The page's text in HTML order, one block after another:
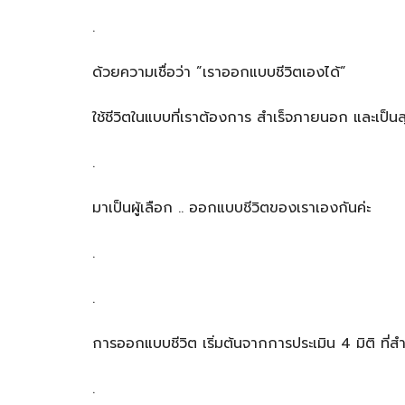
.
ด้วยความเชื่อว่า ”เราออกแบบชีวิตเองได้”
ใช้ชีวิตในแบบที่เราต้องการ สำเร็จภายนอก และเป็
.
มาเป็นผู้เลือก .. ออกแบบชีวิตของเราเองกันค่ะ
.
.
การออกแบบชีวิต เริ่มต้นจากการประเมิน 4 มิติ ที่
.